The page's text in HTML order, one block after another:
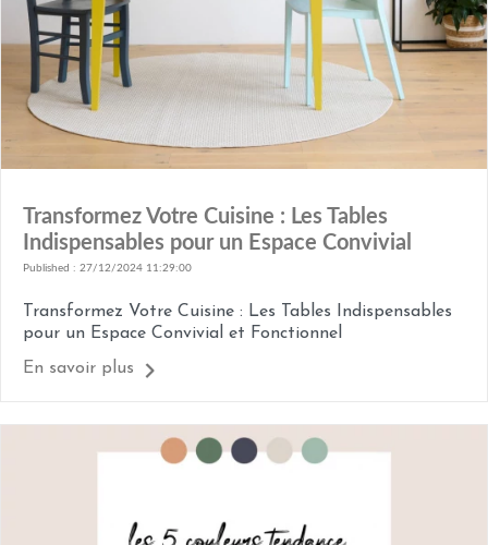
Transformez Votre Cuisine : Les Tables
Indispensables pour un Espace Convivial
Published : 27/12/2024 11:29:00
Transformez Votre Cuisine : Les Tables Indispensables
pour un Espace Convivial et Fonctionnel
En savoir plus